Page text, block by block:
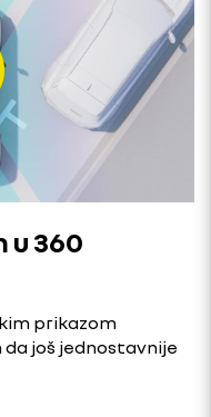
u 360
prikazom
još jednostavnije